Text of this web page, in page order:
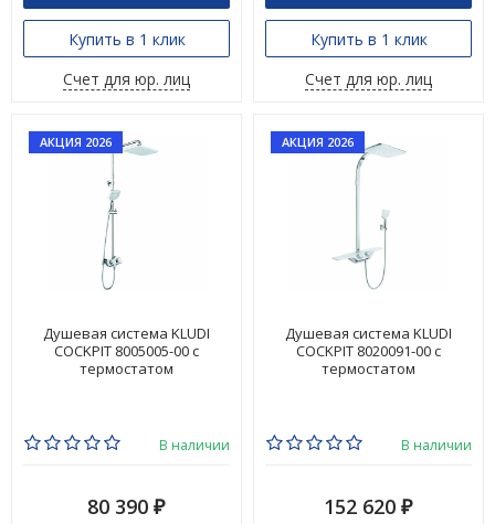
Купить в 1 клик
Счет для юр. лиц
Купить в 1 клик
Счет для юр. лиц
АКЦИЯ 2026
Душевая система KLUDI
COCKPIT 8005005-00 с
термостатом
В наличии
80 390 ₽
АКЦИЯ 2026
Душевая система KLUDI
COCKPIT 8020091-00 с
термостатом
В наличии
152 620 ₽